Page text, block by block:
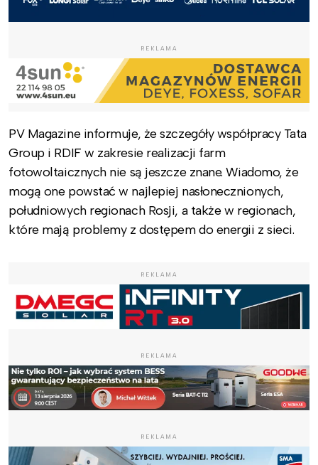
REKLAMA
PV Magazine informuje, że szczegóły współpracy Tata
Group i RDIF w zakresie realizacji farm
fotowoltaicznych nie są jeszcze znane. Wiadomo, że
mogą one powstać w najlepiej nasłonecznionych,
południowych regionach Rosji, a także w regionach,
które mają problemy z dostępem do energii z sieci.
REKLAMA
REKLAMA
REKLAMA